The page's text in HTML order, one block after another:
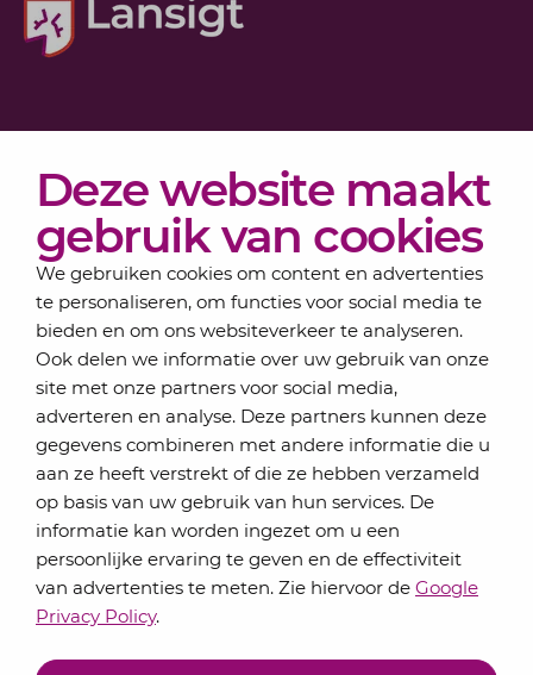
Deze website maakt
gebruik van cookies
We gebruiken cookies om content en advertenties
te personaliseren, om functies voor social media te
bieden en om ons websiteverkeer te analyseren.
Ook delen we informatie over uw gebruik van onze
site met onze partners voor social media,
adverteren en analyse. Deze partners kunnen deze
gegevens combineren met andere informatie die u
aan ze heeft verstrekt of die ze hebben verzameld
op basis van uw gebruik van hun services. De
informatie kan worden ingezet om u een
persoonlijke ervaring te geven en de effectiviteit
van advertenties te meten. Zie hiervoor de Google
Privacy Policy.
Actueel
Over Lansigt
Contact
Schrijf je in voor onze nieuwsbrief
Elke maand bundelen de adviseurs van Lansigt in
de eSigt het nieuws.
Jouw emailadres
Inschrijven